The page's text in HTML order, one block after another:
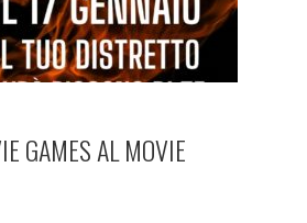
GAMES AL MOVIE